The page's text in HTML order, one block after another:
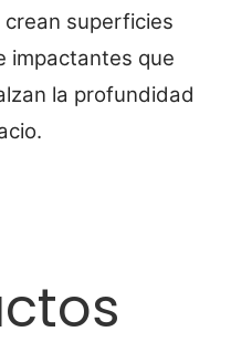
superficies
impactantes que
la profundidad